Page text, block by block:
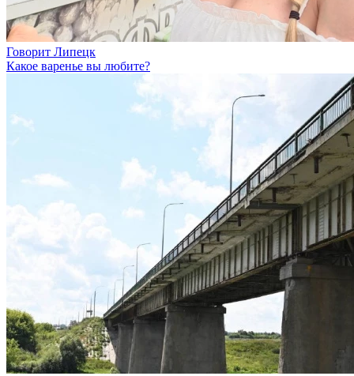
Говорит Липецк
Какое варенье вы любите?